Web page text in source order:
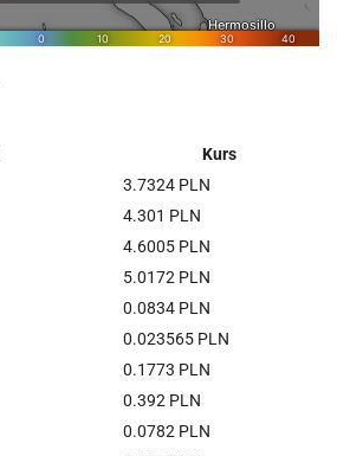
Kurs
3.7324 PLN
4.301 PLN
4.6005 PLN
5.0172 PLN
0.0834 PLN
0.023565 PLN
0.1773 PLN
0.392 PLN
0.0782 PLN